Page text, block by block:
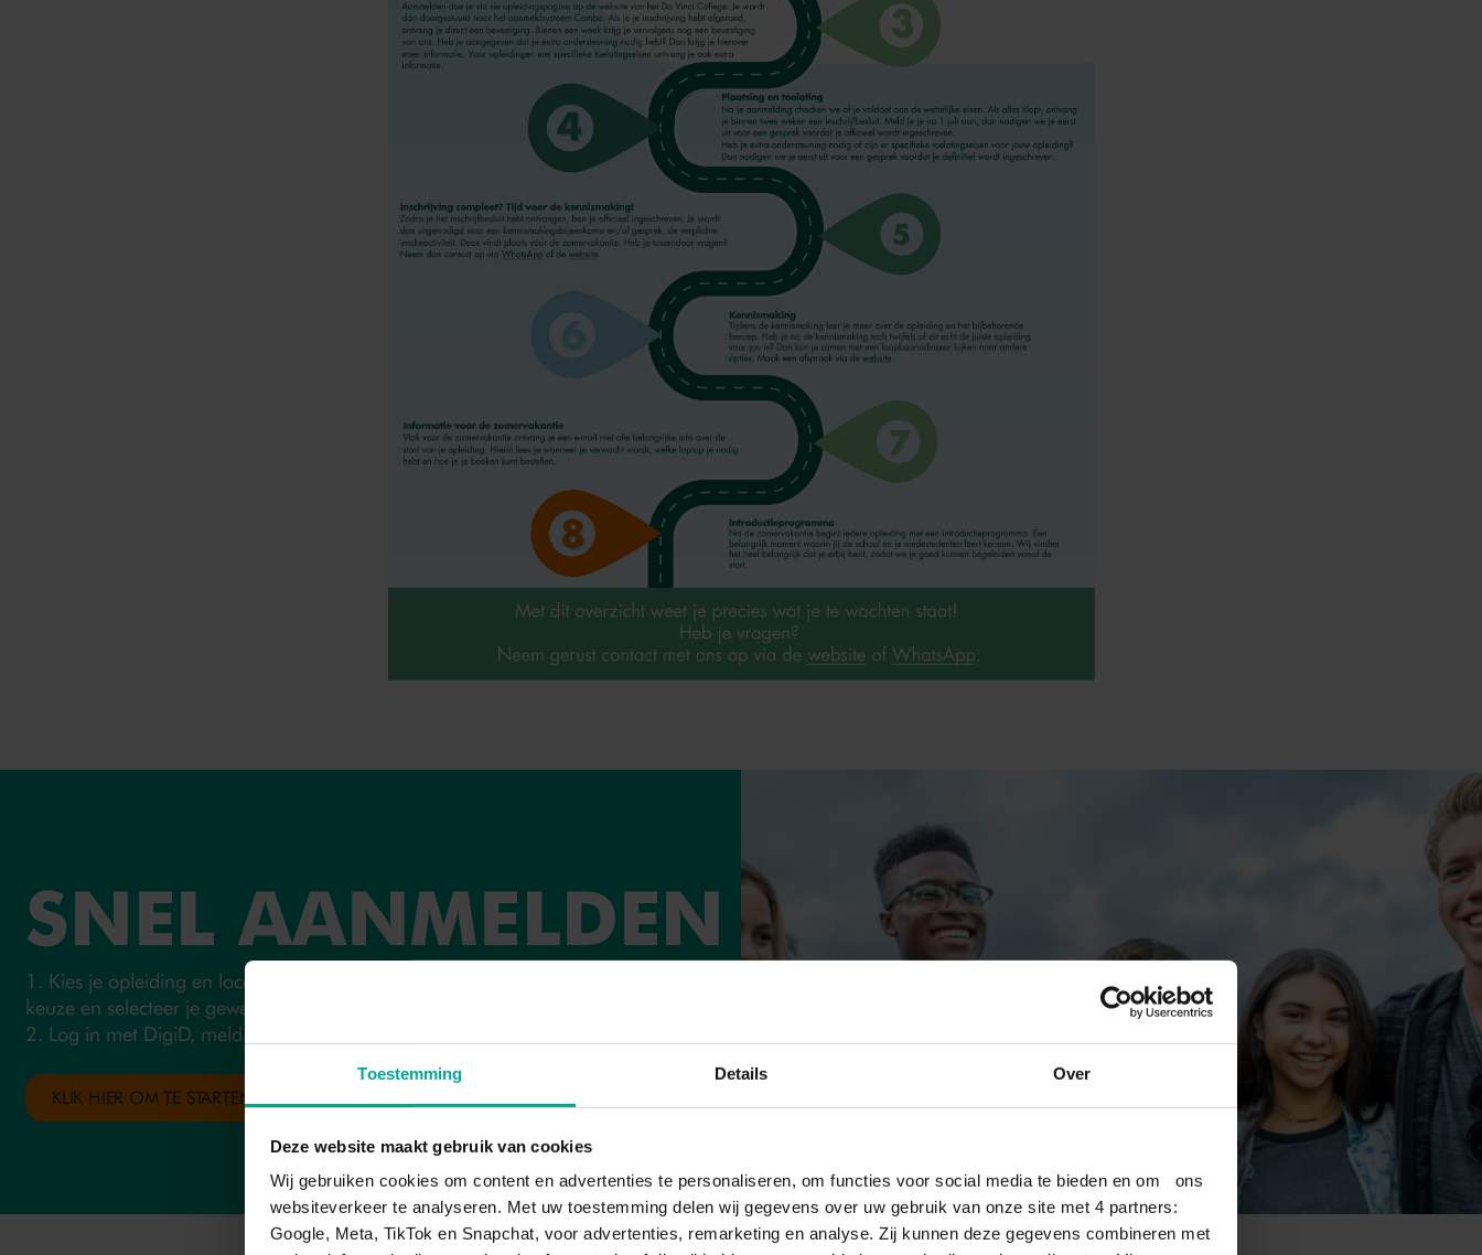
Toestemming Details Over
Deze website maakt gebruik van cookies
Wij gebruiken cookies om content en advertenties te personaliseren, om functies voor social media te bieden en om ons
websiteverkeer te analyseren. Met uw toestemming delen wij gegevens over uw gebruik van onze site met 4 partners:
Google, Meta, TikTok en Snapchat, voor advertenties, remarketing en analyse. Zij kunnen deze gegevens combineren met
SNEL AANMELDEN
1. Kies je opleiding en locatie. Ga naar de opleidingspagina van jouw
keuze en selecteer je gewenste locatie.
2. Log in met DigiD, meld je aan en bevestig je inschrijving.
KLIK HIER OM TE STARTEN MET JE AANMELDING